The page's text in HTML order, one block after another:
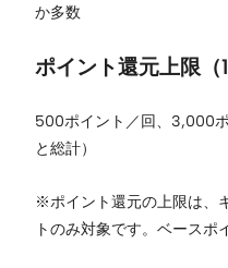
か多数
ポイント還元上限（
500ポイント／回、3,000
と総計）
※ポイント還元の上限は、
トのみ対象です。ベースポ